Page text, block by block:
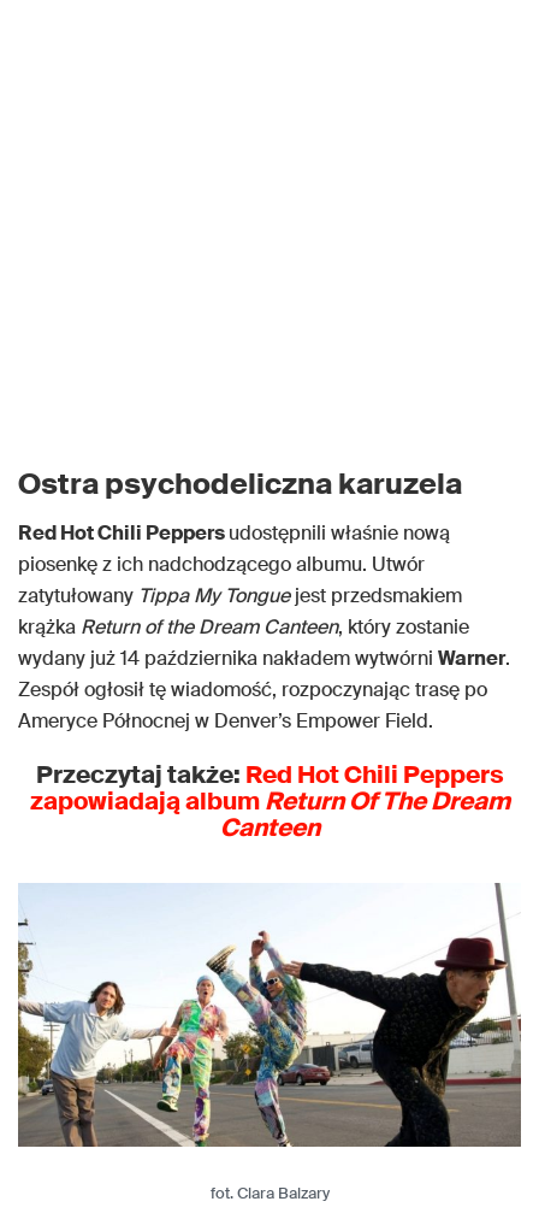
Ostra psychodeliczna karuzela
Red Hot Chili Peppersudostępnili właśnie nową
piosenkę z ich nadchodzącego albumu. Utwór
zatytułowany Tippa My Tonguejest przedsmakiem
krążka Return of the Dream Canteen, który zostanie
wydany już 14 października nakładem wytwórni Warner.
Zespół ogłosił tę wiadomość, rozpoczynając trasę po
Ameryce Północnej w Denver’s Empower Field.
Przeczytaj także: Red Hot Chili Peppers
zapowiadają albumReturn Of The Dream
Canteen
fot. Clara Balzary